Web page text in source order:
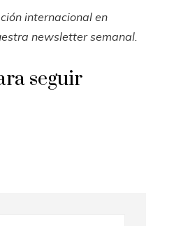
internacional en
newsletter semanal
seguir